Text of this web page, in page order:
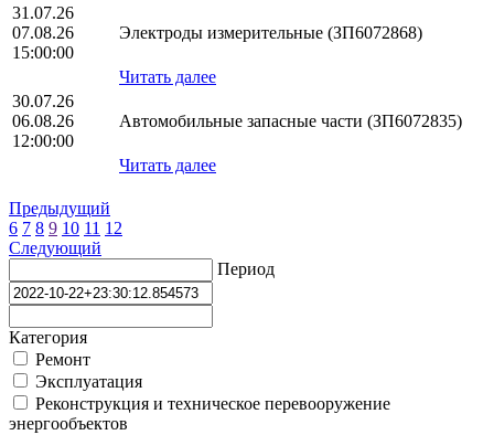
31.07.26
07.08.26
15:00:00
Электроды измерительные (ЗП6072868)
Читать далее
30.07.26
06.08.26
12:00:00
Автомобильные запасные части (ЗП6072835)
Читать далее
Предыдущий
6 7 8 9 10 11 12
Следующий
Период
Категория
Ремонт
Эксплуатация
Реконструкция и техническое перевооружение
энергообъектов